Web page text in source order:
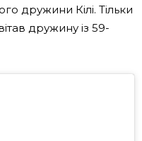
дружини Кілі. Тільки
дружину із 59-